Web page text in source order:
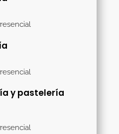
y pastelería